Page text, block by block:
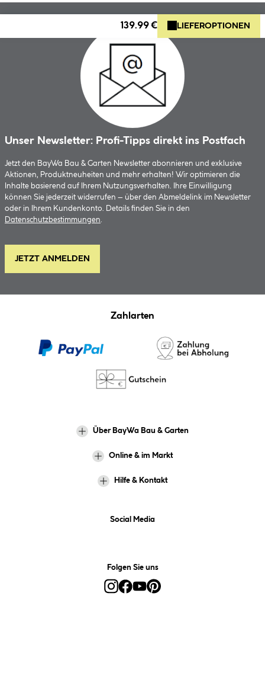
139.99 € LIEFEROPTIONEN
Unser Newsletter: Profi-Tipps direkt ins Postfach
Jetzt den BayWa Bau & Garten Newsletter abonnieren und exklusive
Aktionen, Produktneuheiten und mehr erhalten! Wir optimieren die
Inhalte basierend auf Ihrem Nutzungsverhalten. Ihre Einwilligung
können Sie jederzeit widerrufen – über den Abmeldelink im Newsletter
oder in Ihrem Kundenkonto. Details finden Sie in den
Datenschutzbestimmungen.
JETZT ANMELDEN
Zahlarten
Über BayWa Bau & Garten
Online & im Markt
Hilfe & Kontakt
Social Media
Folgen Sie uns